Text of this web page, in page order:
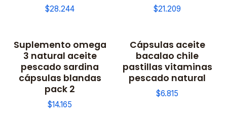
$28.244 $21.209
Suplemento omega
3 natural aceite
pescado sardina
cápsulas blandas
pack 2
$14.165
Cápsulas aceite
bacalao chile
pastillas vitaminas
pescado natural
$6.815